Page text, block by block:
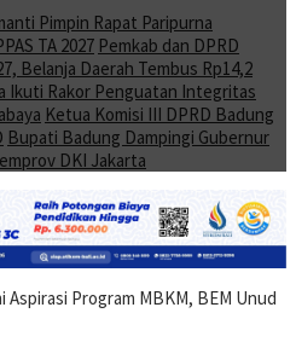
Pimpin Rapat Paripurna
TA 2027 Pemkab dan DPRD
Belanja Daerah Tembus Rp14,2
Ikuti Rakor Penguatan Integritas
Ketua Komisi III DPRD Badung
Bupati Badung Dampingi Gubernur
DKI Jakarta
Aspirasi Program MBKM, BEM Unud